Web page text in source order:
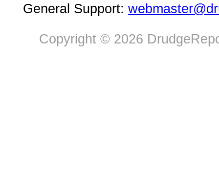
General Support:
Copyright © 2026